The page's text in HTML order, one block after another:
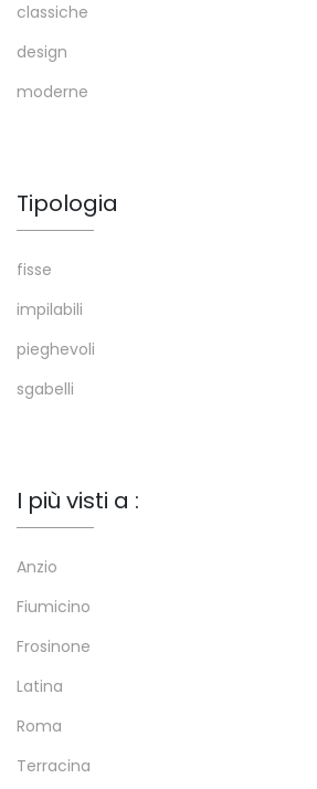
classiche
design
moderne
Tipologia
fisse
impilabili
pieghevoli
sgabelli
I più visti a :
Anzio
Fiumicino
Frosinone
Latina
Roma
Terracina